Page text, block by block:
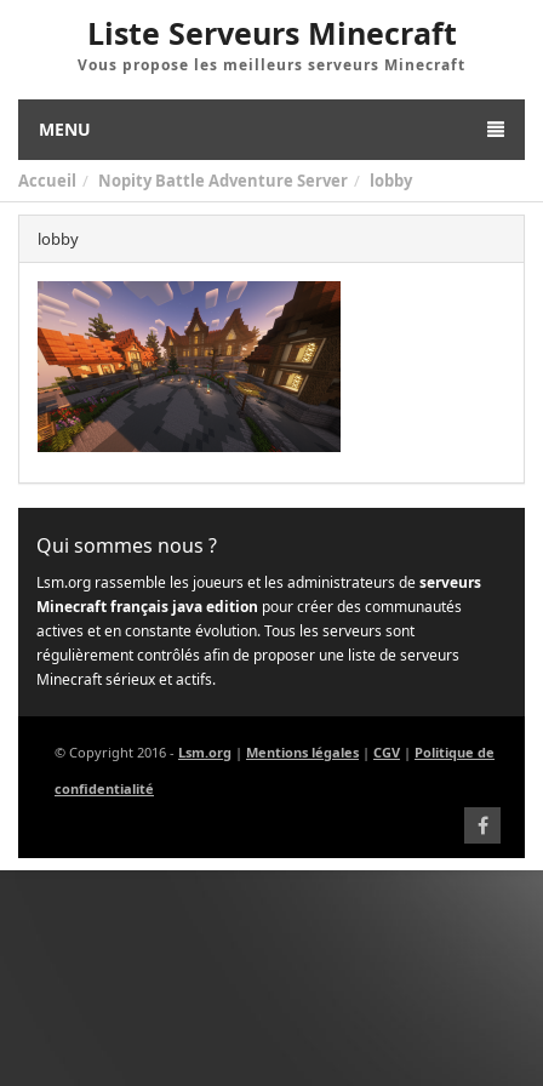
Liste Serveurs Minecraft
Vous propose les meilleurs serveurs Minecraft
MENU
Accueil Nopity Battle Adventure Server lobby
lobby
Qui sommes nous ?
Lsm.org rassemble les joueurs et les administrateurs deserveurs
Minecraft français java edition pour créer des communautés
actives et en constante évolution. Tous les serveurs sont
régulièrement contrôlés afin de proposer une liste de serveurs
Minecraft sérieux et actifs.
© Copyright 2016 - Lsm.org | Mentions légales | CGV | Politique de
confidentialité